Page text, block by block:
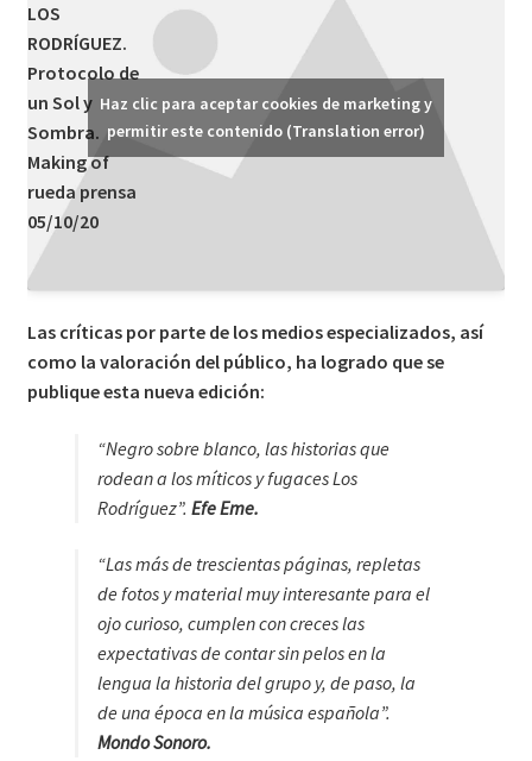
LOS
RODRÍGUEZ.
Protocolo de
un Sol y
Sombra.
Making of
rueda prensa
05/10/20
Haz clic para aceptar cookies de marketing y
permitir este contenido (Translation error)
Las críticas por parte de los medios especializados, así
como la valoración del público, ha logrado que se
publique esta nueva edición:
“Negro sobre blanco, las historias que
rodean a los míticos y fugaces Los
Rodríguez”. Efe Eme.
“Las más de trescientas páginas, repletas
de fotos y material muy interesante para el
ojo curioso, cumplen con creces las
expectativas de contar sin pelos en la
lengua la historia del grupo y, de paso, la
de una época en la música española”.
Mondo Sonoro.